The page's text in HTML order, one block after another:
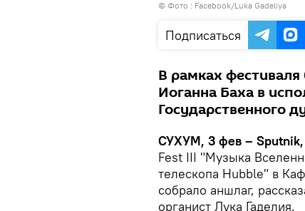
© Фото : Facebook/Luka Gadeliya
Подписаться
В рамках
Иоганна Баха в
Государственного
СУХУМ, 3 фев –
Fest III "Музыка
телескопа Hubble" в
собрало аншлаг,
органист Лука Гаделия.